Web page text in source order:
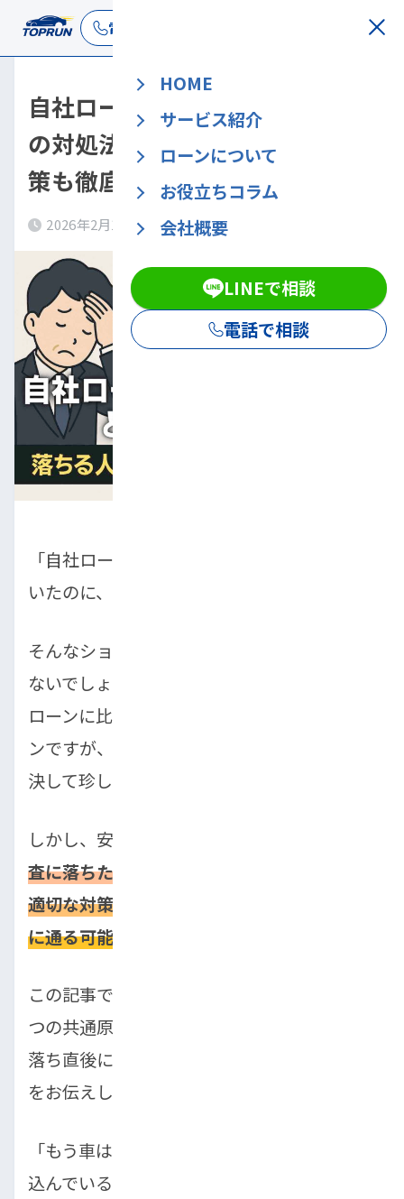
電話で相談
HOME
サービス紹介
ローンについて
お役立ちコラム
会社概要
LINEで相談
電話で相談
自社ローンの審査に落ちたとき
の対処法！落ちる人の特徴や対
策も徹底解説
2026年2月11日
「自社ローンなら審査に通りやすいと聞いて
いたのに、まさか落ちるなんて…」
そんなショックを受けている方も多いのでは
ないでしょうか。銀行やディーラーのオート
ローンに比べて柔軟な審査が特徴の自社ロー
ンですが、実は審査に落ちてしまうケースも
決して珍しくありません。
しかし、安心してください。
査に落ちたとしても、原因を正しく理解し、
適切な対策を講じれば、再チャレンジで審査
に通る可能性は十分にあります。
この記事では、自社ローンの審査に落ちる5
つの共通原因を詳しく解説したうえで、審査
落ち直後にやるべき具体的な対策アクション
をお伝えします。
「もう車は諦めるしかないのかな…」と落ち
込んでいる方にこそ、ぜひ最後まで読んでい